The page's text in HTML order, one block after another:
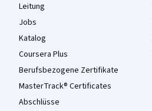
Leitung
Jobs
Katalog
Coursera Plus
Berufsbezogene Zertifikate
MasterTrack® Certificates
Abschlüsse